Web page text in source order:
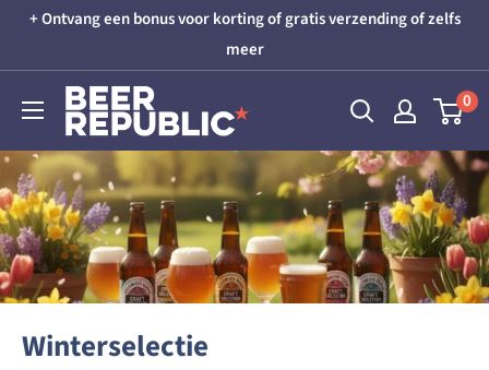
Skip+ Ontvang een bonus voor korting of gratis verzending of zelfs
meer
Beer
Republic
0
Winterselectie